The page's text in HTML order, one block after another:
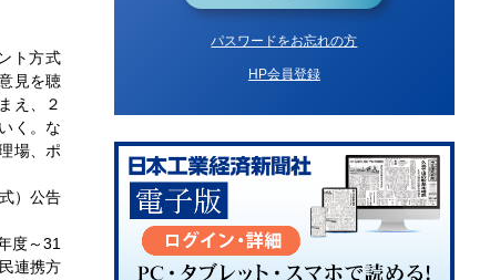
ト方式
見を聴
え、２
く。な
場、ポ
）公告
度～31
連携方
パスワードをお忘れの方
HP会員登録